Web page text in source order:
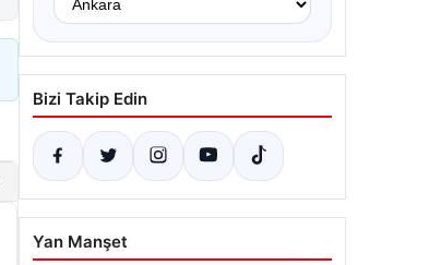
Bizi Takip Edin
Yan Manşet